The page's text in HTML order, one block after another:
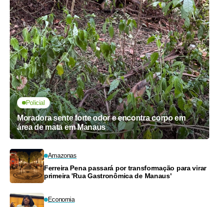
Policial
Moradora sente forte odor e encontra corpo em
área de mata em Manaus
Amazonas
Ferreira Pena passará por transformação para virar
primeira 'Rua Gastronômica de Manaus'
Economia